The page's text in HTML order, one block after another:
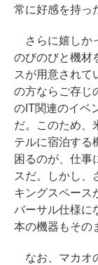
常に好感を持っ
さらに嬉しか
のびのびと機材
スが用意されて
の方ならご存じ
のIT関連のイベ
だ。このため、
テルに宿泊する
困るのが、仕事
スだ。しかし、
キングスペース
バーサル仕様に
本の機器もその
なお、マカオ